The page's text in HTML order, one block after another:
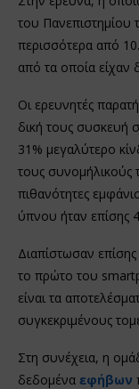
του Πανεπιστημίου
περισσότερα από
από τα οποία είχαν
Οι ερευνητές
δική τους συσκευή
31% μεγαλύτερο
τους συνομήλικούς
πιθανότητες
ύπνου ήταν επίσης
Διαπίστωσαν
το πρώτο του
είναι τα
συγκεκριμένους
Στη συνέχεια, η
δεδομένα εφήβων